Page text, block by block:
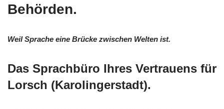
Behörden.
Weil Sprache eine Brücke zwischen Welten ist.
Das Sprachbüro Ihres Vertrauens für
Lorsch (Karolingerstadt).